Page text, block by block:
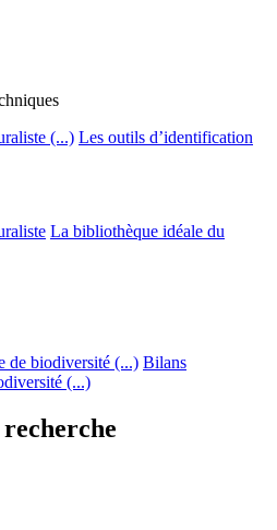
(...) Les outils d’identification
La bibliothèque idéale du
de biodiversité (...) Bilans
(...)